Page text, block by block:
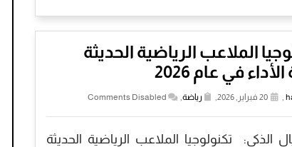
الملاعب الرياضية الحديثة
في عام 2026
, 20 فبراير, 2026, رياضة,
Comments Disabled
الذكي: تكنولوجيا الملاعب الرياضية الحديثة